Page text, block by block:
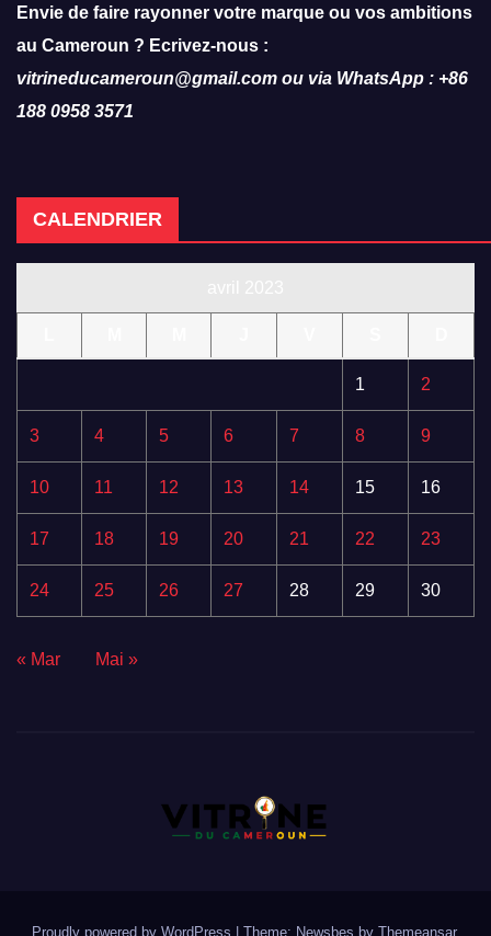
Envie de faire rayonner votre marque ou vos ambitions
au Cameroun ? Ecrivez-nous :
vitrineducameroun@gmail.com ou via WhatsApp : +86
188 0958 3571
CALENDRIER
1 2
3 4 5 6 7 8 9
10 11 12 13 14 15 16
17 18 19 20 21 22 23
24 25 26 27 28 29 30
« Mar Mai »
Proudly powered by WordPress Theme: Newsbes by Themeansar.